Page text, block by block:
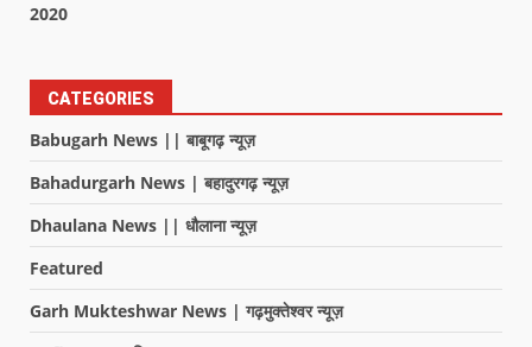
2020
CATEGORIES
Babugarh News || बाबूगढ़ न्यूज़
Bahadurgarh News | बहादुरगढ़ न्यूज़
Dhaulana News || धौलाना न्यूज़
Featured
Garh Mukteshwar News | गढ़मुक्तेश्वर न्यूज़